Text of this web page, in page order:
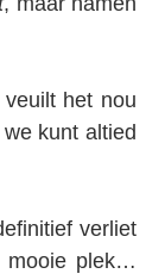
het nou
kunt altied
verliet
mooie plek…